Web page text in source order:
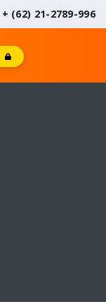
+ (62) 21-2789-996